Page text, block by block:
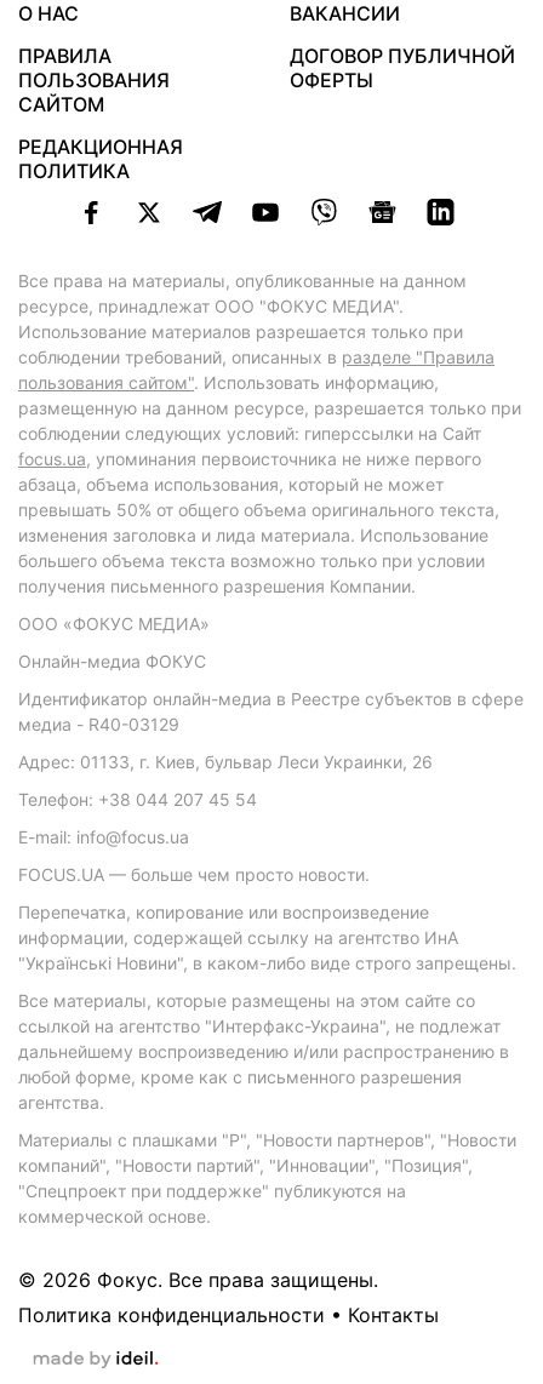
О НАС
ВАКАНСИИ
ПРАВИЛА
ПОЛЬЗОВАНИЯ
САЙТОМ
ДОГОВОР ПУБЛИЧНОЙ
ОФЕРТЫ
РЕДАКЦИОННАЯ
ПОЛИТИКА
Все права на материалы, опубликованные на данном
ресурсе, принадлежат ООО "ФОКУС МЕДИА".
Использование материалов разрешается только при
соблюдении требований, описанных в разделе "Правила
пользования сайтом". Использовать информацию,
размещенную на данном ресурсе, разрешается только при
соблюдении следующих условий: гиперссылки на Сайт
focus.ua, упоминания первоисточника не ниже первого
абзаца, объема использования, который не может
превышать 50% от общего объема оригинального текста,
изменения заголовка и лида материала. Использование
большего объема текста возможно только при условии
получения письменного разрешения Компании.
ООО «ФОКУС МЕДИА»
Онлайн-медиа ФОКУС
Идентификатор онлайн-медиа в Реестре субъектов в сфере
медиа - R40-03129
Адрес: 01133, г. Киев, бульвар Леси Украинки, 26
Телефон: +38 044 207 45 54
E-mail: info@focus.ua
FOCUS.UA — больше чем просто новости.
Перепечатка, копирование или воспроизведение
информации, содержащей ссылку на агентство ИнА
"Українські Новини", в каком-либо виде строго запрещены.
Все материалы, которые размещены на этом сайте со
ссылкой на агентство "Интерфакс-Украина", не подлежат
дальнейшему воспроизведению и/или распространению в
любой форме, кроме как с письменного разрешения
агентства.
Материалы с плашками "Р", "Новости партнеров", "Новости
компаний", "Новости партий", "Инновации", "Позиция",
"Спецпроект при поддержке" публикуются на
коммерческой основе.
© 2026 Фокус. Все права защищены.
Политика конфиденциальности • Контакты